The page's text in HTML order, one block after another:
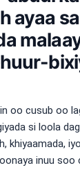
ayaa
oo cusub oo
si loola
khiyaamada,
inuu soo